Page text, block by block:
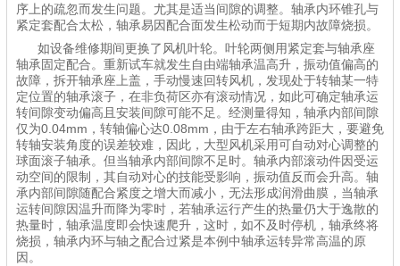
序上的疏忽而发生问题。尤其是适当间隙的调整。轴承内环锥孔与
紧定套配合太松，轴承易因配合面发生松动而于短期内故障烧损。
如设备维修期间更换了风机叶轮。叶轮两侧用紧定套与轴承座
轴承固定配合。重新试车就发生自由端轴承温高升，振动值偏高的
故障，拆开轴承座上盖，手动慢速回转风机，发现处于转轴某一特
定位置的轴承滚子，在非负荷区亦有滚动情况，如此可确定轴承运
转间隙变动偏高且安装间隙可能不足。经测量得知，轴承内部间隙
仅为0.04mm，转轴偏心达0.08mm，由于左右轴承跨距大，要避免
转轴安装角度的误差较难，因此，大型风机采用可自动对心调整的
球面滚子轴承。但当轴承内部间隙不足时。轴承内部滚动件因受运
动空间的限制，其自动对心的技能受影响，振动值反而会升高。轴
承内部间隙随配合紧度之增大而减小，无法形成润滑曲膜，当轴承
运转间隙因温升而降为零时，若轴承运行产生的热量仍大于逸散的
热量时，轴承温度即会快速爬升，这时，如不及时停机，轴承终将
烧损，轴承内环与轴之配合过紧是本例中轴承运转异常高温的原
因。